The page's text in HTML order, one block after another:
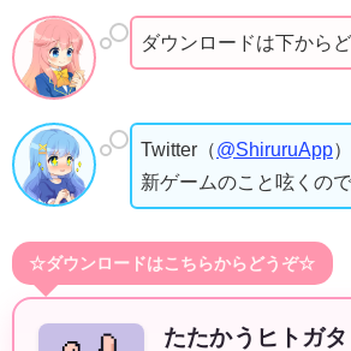
ダウンロードは下から
Twitter（@ShiruruApp
新ゲームのこと呟くの
☆ダウンロードはこちらからどうぞ☆
たたかうヒトガタ